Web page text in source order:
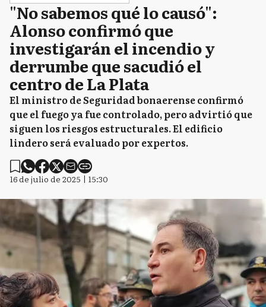
"No sabemos qué lo causó":
Alonso confirmó que
investigarán el incendio y
derrumbe que sacudió el
centro de La Plata
El ministro de Seguridad bonaerense confirmó
que el fuego ya fue controlado, pero advirtió que
siguen los riesgos estructurales. El edificio
lindero será evaluado por expertos.
16 de julio de 2025 | 15:30